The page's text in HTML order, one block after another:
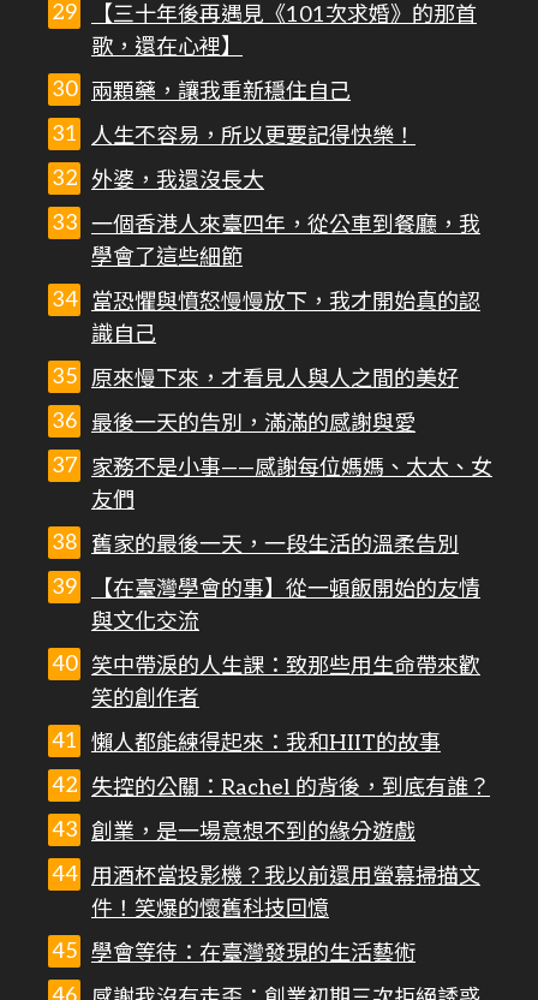
【三十年後再遇見《101次求婚》的那首
歌，還在心裡】
兩顆藥，讓我重新穩住自己
人生不容易，所以更要記得快樂！
外婆，我還沒長大
一個香港人來臺四年，從公車到餐廳，我
學會了這些細節
當恐懼與憤怒慢慢放下，我才開始真的認
識自己
原來慢下來，才看見人與人之間的美好
最後一天的告別，滿滿的感謝與愛
家務不是小事——感謝每位媽媽、太太、女
友們
舊家的最後一天，一段生活的溫柔告別
【在臺灣學會的事】從一頓飯開始的友情
與文化交流
笑中帶淚的人生課：致那些用生命帶來歡
笑的創作者
懶人都能練得起來：我和HIIT的故事
失控的公關：Rachel 的背後，到底有誰？
創業，是一場意想不到的緣分遊戲
用酒杯當投影機？我以前還用螢幕掃描文
件！笑爆的懷舊科技回憶
學會等待：在臺灣發現的生活藝術